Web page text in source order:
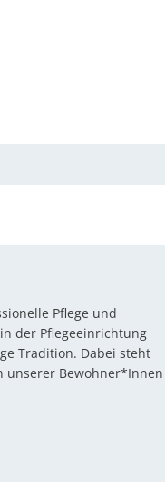
Pflege und
der Pflegeeinrichtung
Tradition. Dabei steht
unserer Bewohner*Innen